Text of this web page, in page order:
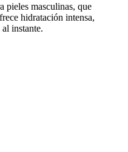
pieles masculinas, que
hidratación intensa,
instante.